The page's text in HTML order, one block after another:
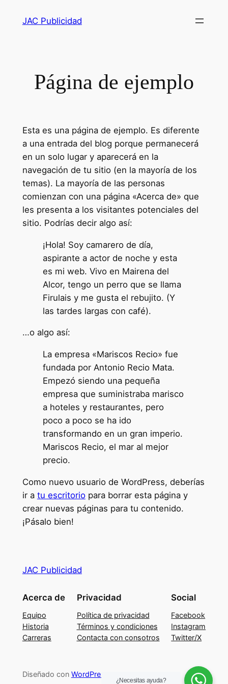
JAC Publicidad
Página de ejemplo
Esta es una página de ejemplo. Es diferente
a una entrada del blog porque permanecerá
en un solo lugar y aparecerá en la
navegación de tu sitio (en la mayoría de los
temas). La mayoría de las personas
comienzan con una página «Acerca de» que
les presenta a los visitantes potenciales del
sitio. Podrías decir algo así:
¡Hola! Soy camarero de día,
aspirante a actor de noche y esta
es mi web. Vivo en Mairena del
Alcor, tengo un perro que se llama
Firulais y me gusta el rebujito. (Y
las tardes largas con café).
…o algo así:
La empresa «Mariscos Recio» fue
fundada por Antonio Recio Mata.
Empezó siendo una pequeña
empresa que suministraba marisco
a hoteles y restaurantes, pero
poco a poco se ha ido
transformando en un gran imperio.
Mariscos Recio, el mar al mejor
precio.
Como nuevo usuario de WordPress, deberías
ir a tu escritoriopara borrar esta página y
crear nuevas páginas para tu contenido.
¡Pásalo bien!
JAC Publicidad
Acerca de
Equipo
Historia
Carreras
Privacidad
Política de privacidad
Términos y condiciones
Contacta con consotros
Social
Facebook
Instagram
Twitter/X
Diseñado con WordPress
¿Necesitas ayuda?